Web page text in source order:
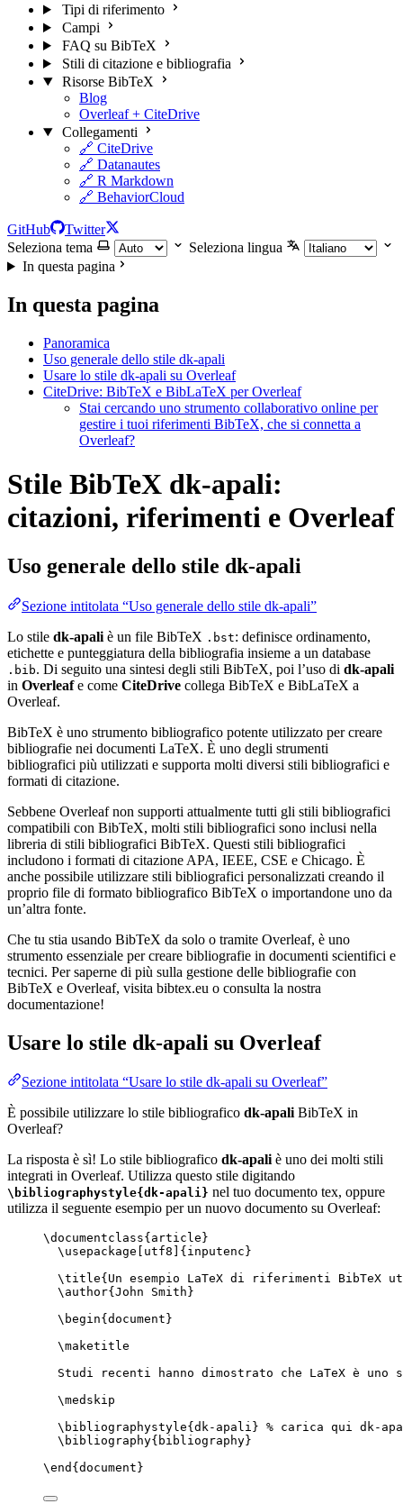
Tipi di riferimento
Campi
FAQ su BibTeX
Stili di citazione e bibliografia
Risorse BibTeX
Blog
Overleaf + CiteDrive
Collegamenti
🔗 CiteDrive
🔗 Datanautes
🔗 R Markdown
🔗 BehaviorCloud
GitHub
Twitter
Seleziona tema
Seleziona lingua
In questa pagina
In questa pagina
Panoramica
Uso generale dello stile dk-apali
Usare lo stile dk-apali su Overleaf
CiteDrive: BibTeX e BibLaTeX per Overleaf
Stai cercando uno strumento collaborativo online per
gestire i tuoi riferimenti BibTeX, che si connetta a
Overleaf?
Stile BibTeX dk-apali:
citazioni, riferimenti e Overleaf
Uso generale dello stile dk-apali
Sezione intitolata “Uso generale dello stile dk-apali”
Lo stile dk-apali è un file BibTeX .bst: definisce ordinamento,
etichette e punteggiatura della bibliografia insieme a un database
.bib. Di seguito una sintesi degli stili BibTeX, poi l’uso di dk-apali
in Overleafe come CiteDrive collega BibTeX e BibLaTeX a
Overleaf.
BibTeX è uno strumento bibliografico potente utilizzato per creare
bibliografie nei documenti LaTeX. È uno degli strumenti
bibliografici più utilizzati e supporta molti diversi stili bibliografici e
formati di citazione.
Sebbene Overleaf non supporti attualmente tutti gli stili bibliografici
compatibili con BibTeX, molti stili bibliografici sono inclusi nella
libreria di stili bibliografici BibTeX. Questi stili bibliografici
includono i formati di citazione APA, IEEE, CSE e Chicago. È
anche possibile utilizzare stili bibliografici personalizzati creando il
proprio file di formato bibliografico BibTeX o importandone uno da
un’altra fonte.
Che tu stia usando BibTeX da solo o tramite Overleaf, è uno
strumento essenziale per creare bibliografie in documenti scientifici e
tecnici. Per saperne di più sulla gestione delle bibliografie con
BibTeX e Overleaf, visita bibtex.eu o consulta la nostra
documentazione!
Usare lo stile dk-apali su Overleaf
Sezione intitolata “Usare lo stile dk-apali su Overleaf”
È possibile utilizzare lo stile bibliografico dk-apaliBibTeX in
Overleaf?
La risposta è sì! Lo stile bibliografico dk-apaliè uno dei molti stili
integrati in Overleaf. Utilizza questo stile digitando
\bibliographystyle{dk-apali} nel tuo documento tex, oppure
utilizza il seguente esempio per un nuovo documento su Overleaf:
\documentclass{ article }
\usepackage
utf8 ]{ inputenc }
\title{Un esempio LaTeX di riferimenti
\author{John Smith}
\begin{ document }
\maketitle
Studi recenti hanno dimostrato che LaTeX è
\medskip
\bibliographystyle{dk-apali} % carica qui dk-
\bibliography{bibliography}
\end { document }